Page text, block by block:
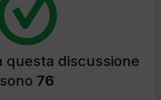
questa discussione
sono 76